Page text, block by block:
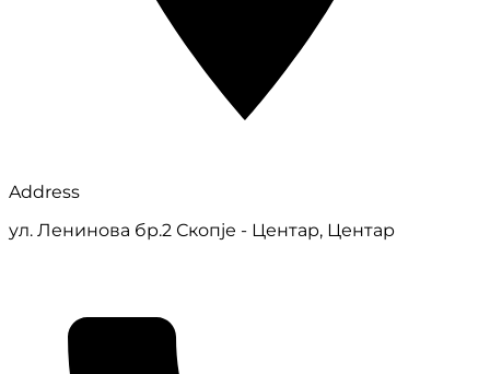
Address
ул. Ленинова бр.2 Скопје - Центар, Центар